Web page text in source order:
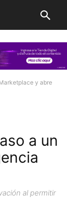
y abre
a un
al permitir